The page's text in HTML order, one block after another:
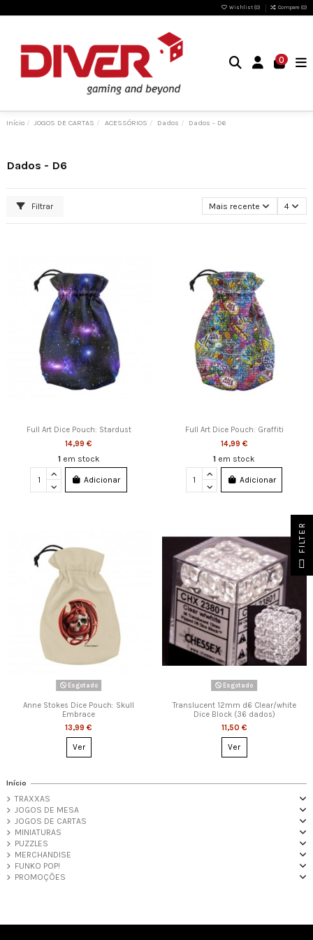
Wishlist (0) Compare (0)
0
Início JOGOS DE CARTAS ACESSÓRIOS Dados Dados - D6
Dados - D6
Filtrar Mais recente 4
Full Art Dice Pouch: Stardust
14,99 €
1 em stock
Adicionar
Full Art Dice Pouch: Graffiti
14,99 €
1 em stock
Adicionar
Esgotado
Anne Stokes Dice Pouch: Skull
Embrace
13,99 €
Ver
Esgotado
Translucent 12mm d6 Clear/white
Dice Block (36 dados)
11,50 €
Ver
Início
TRAXXAS
JOGOS DE MESA
JOGOS DE CARTAS
MINIATURAS
PUZZLES
MERCHANDISE
FUNKO POP!
PROMOÇÕES
FILTER